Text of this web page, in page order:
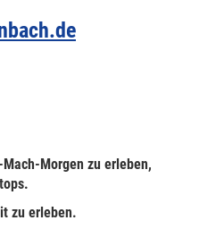
Morgen zu erleben,
zu erleben.